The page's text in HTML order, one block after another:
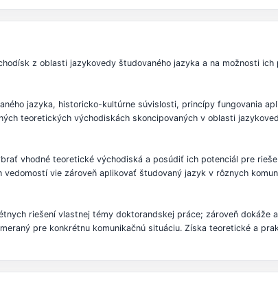
z oblasti jazykovedy študovaného jazyka a na možnosti ich
jazyka, historicko-kultúrne súvislosti, princípy fungovania
teoretických východiskách skoncipovaných v oblasti
vhodné teoretické východiská a posúdiť ich potenciál pre
vie zároveň aplikovať študovaný jazyk v rôznych
riešení vlastnej témy doktorandskej práce; zároveň dokáže
pre konkrétnu komunikačnú situáciu. Získa teoretické a